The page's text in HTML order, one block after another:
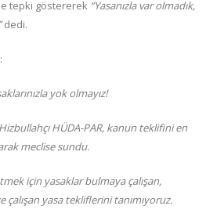
tepki göstererek “Yasanızla var olmadık,
dedi.
yok olmayız!
HÜDA-PAR, kanun teklifini en
meclise sundu.
için yasaklar bulmaya çalışan,
çalışan yasa tekliflerini tanımıyoruz.